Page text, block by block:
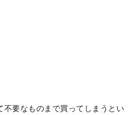
要なものまで買ってしまうとい